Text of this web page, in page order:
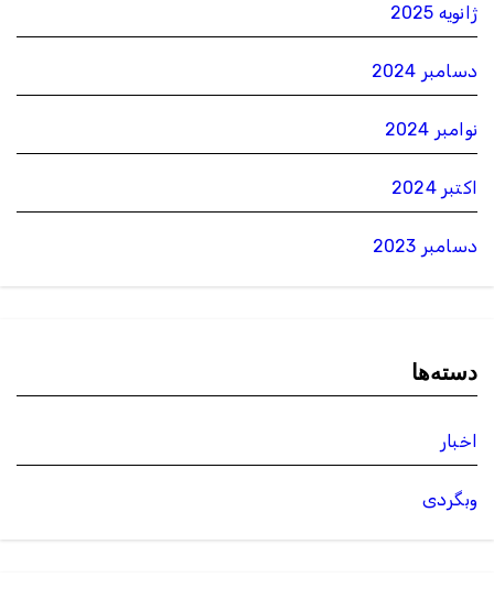
ژانویه 2025
دسامبر 2024
نوامبر 2024
اکتبر 2024
دسامبر 2023
دسته‌ها
اخبار
وبگردی